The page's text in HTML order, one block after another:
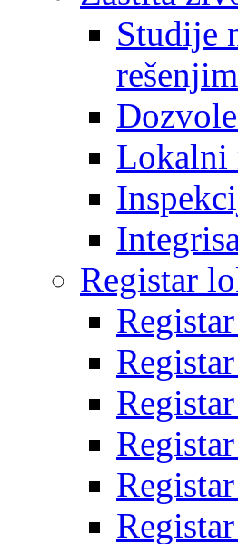
Studije
Lokalni
Registar